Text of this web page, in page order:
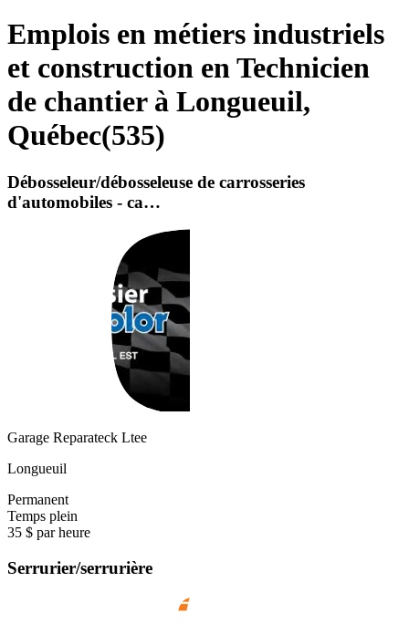
Emplois en métiers industriels
et construction en Technicien
de chantier à Longueuil,
Québec(535)
Débosseleur/débosseleuse de carrosseries
d'automobiles - ca…
Garage Reparateck Ltee
Longueuil
Permanent
Temps plein
35 $ par heure
Serrurier/serrurière